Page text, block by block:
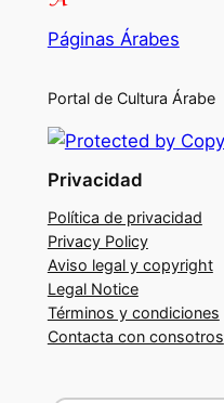
Páginas Árabes
Portal de Cultura Árabe
Privacidad
Política de privacidad
Privacy Policy
Aviso legal y copyright
Legal Notice
Términos y condiciones
Contacta con consotros